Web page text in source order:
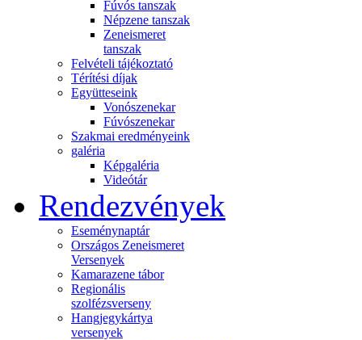
Fúvós tanszak
Népzene tanszak
Zeneismeret
tanszak
Felvételi tájékoztató
Térítési díjak
Együtteseink
Vonószenekar
Fúvószenekar
Szakmai eredményeink
galéria
Képgaléria
Videótár
Rendezvények
Eseménynaptár
Országos Zeneismeret
Versenyek
Kamarazene tábor
Regionális
szolfézsverseny
Hangjegykártya
versenyek